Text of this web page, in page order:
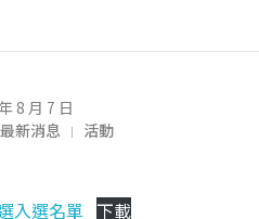
8 月 7 日
最新消息 活動
入選名單 下載